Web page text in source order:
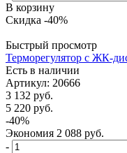
В корзину
Скидка -40%
Быстрый просмотр
Терморегулятор с ЖК-
Есть в наличии
Артикул: 20666
3 132 руб.
5 220 руб.
-40%
Экономия 2 088 руб.
-